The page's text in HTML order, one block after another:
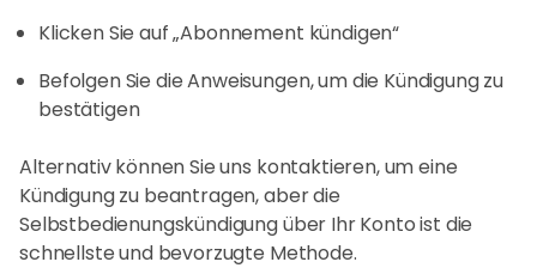
Klicken Sie auf „Abonnement kündigen“
Befolgen Sie die Anweisungen, um die Kündigung zu
bestätigen
Alternativ können Sie uns kontaktieren, um eine
Kündigung zu beantragen, aber die
Selbstbedienungskündigung über Ihr Konto ist die
schnellste und bevorzugte Methode.